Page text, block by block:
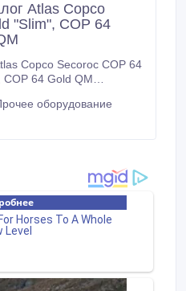
Atlas Copco
"Slim", COP 64
Copco Secoroc COP 64
89000959/89000960;
оборудование